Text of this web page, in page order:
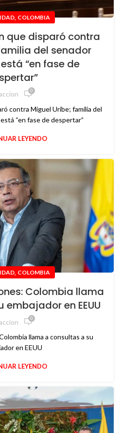
, COLOMBIA
que disparó contra
del senador
“en fase de
0
contra Miguel Uribe; familia del
“en fase de despertar”
LEYENDO
, COLOMBIA
Colombia llama
en EEUU
0
llama a consultas a su
en EEUU
LEYENDO